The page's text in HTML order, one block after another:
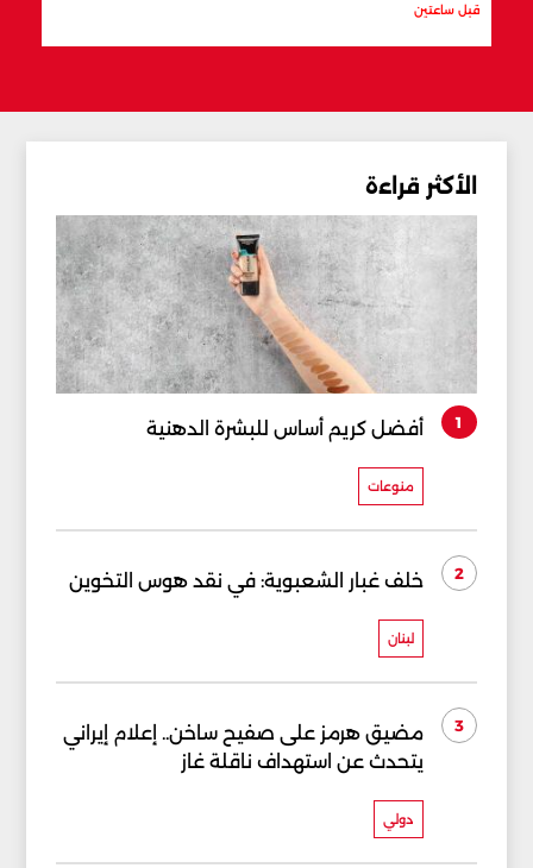
قبل ساعتين
الأكثر قراءة
1 أفضل كريم أساس للبشرة الدهنية
منوعات
2 خلف غبار الشعبوية: في نقد هوس التخوين
لبنان
3
مضيق هرمز على صفيح ساخن.. إعلام إيراني
يتحدث عن استهداف ناقلة غاز
دولي